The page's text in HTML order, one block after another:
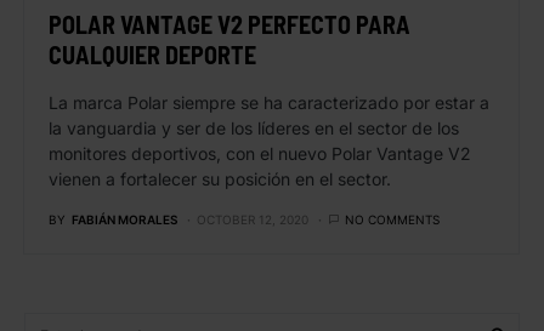
POLAR VANTAGE V2 PERFECTO PARA
CUALQUIER DEPORTE
La marca Polar siempre se ha caracterizado por estar a
la vanguardia y ser de los líderes en el sector de los
monitores deportivos, con el nuevo Polar Vantage V2
vienen a fortalecer su posición en el sector.
BY FABIÁN MORALES OCTOBER 12, 2020 NO COMMENTS